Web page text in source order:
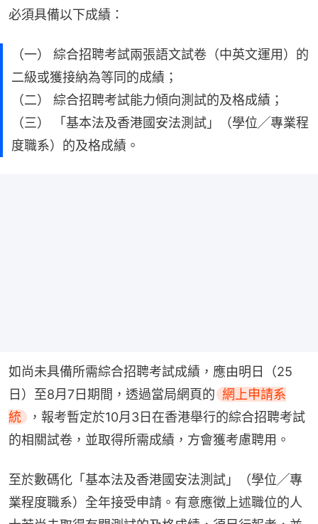
必須具備以下成績：
（一） 綜合招聘考試兩張語文試卷（中英文運用）的
二級或獲接納為等同的成績；
（二） 綜合招聘考試能力傾向測試的及格成績；
（三） 「基本法及香港國安法測試」（學位╱專業程
度職系）的及格成績。
如尚未具備所需綜合招聘考試成績，應由明日（25
日）至8月7日期間，透過當局網頁的 網上申請系
統
，報考暫定於10月3日在香港舉行的綜合招聘考試
的相關試卷，並取得所需成績，方會獲考慮聘用。
至於數碼化「基本法及香港國安法測試」（學位╱專
業程度職系）全年接受申請。有意應徵上述職位的人